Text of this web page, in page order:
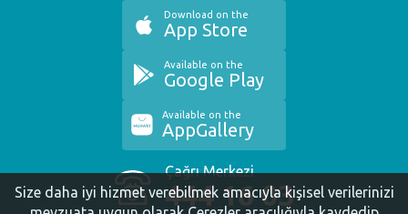
Çağrı Merkezi
444 16 03
Download on the
App Store
Available on the
Google Play
Available on the
AppGallery
Size daha iyi hizmet verebilmek amacıyla kişisel verilerinizi